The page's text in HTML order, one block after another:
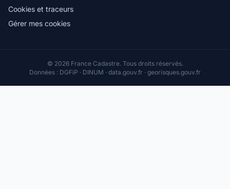
Cookies et traceurs
Gérer mes cookies
© 2026 France Cadastre. Tous droits réservés.
Données : DGFiP · DINUM · data.gouv.fr · georisques.gouv.fr